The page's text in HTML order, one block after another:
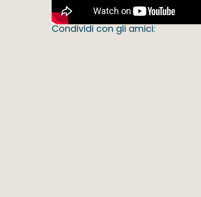
Condividi con gli amici: